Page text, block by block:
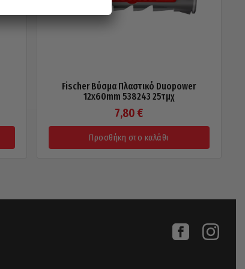
Fischer Βύσμα Πλαστικό Duopower
12x60mm 538243 25τμχ
7,80 €
Προσθήκη στο καλάθι